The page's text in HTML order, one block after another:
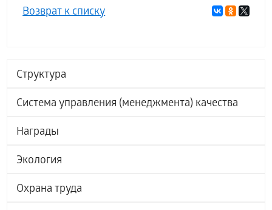
Структура
Система управления (менеджмента) качества
Награды
Экология
Охрана труда
Возврат к списку